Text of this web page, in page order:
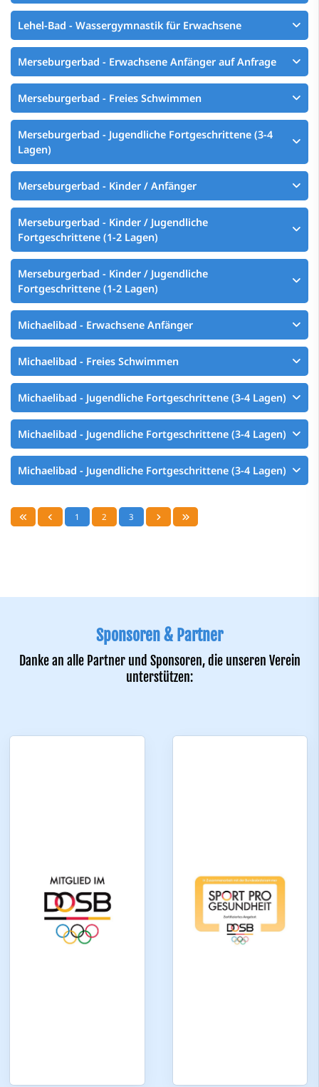
Lehel-Bad - Wassergymnastik für Erwachsene
Merseburgerbad - Erwachsene Anfänger auf Anfrage
Merseburgerbad - Freies Schwimmen
Merseburgerbad - Jugendliche Fortgeschrittene (3-4
Lagen)
Merseburgerbad - Kinder / Anfänger
Merseburgerbad - Kinder / Jugendliche
Fortgeschrittene (1-2 Lagen)
Merseburgerbad - Kinder / Jugendliche
Fortgeschrittene (1-2 Lagen)
Michaelibad - Erwachsene Anfänger
Michaelibad - Freies Schwimmen
Michaelibad - Jugendliche Fortgeschrittene (3-4 Lagen)
Michaelibad - Jugendliche Fortgeschrittene (3-4 Lagen)
Michaelibad - Jugendliche Fortgeschrittene (3-4 Lagen)
1 2 3
Sponsoren & Partner
Danke an alle Partner und Sponsoren, die unseren Verein
unterstützen: